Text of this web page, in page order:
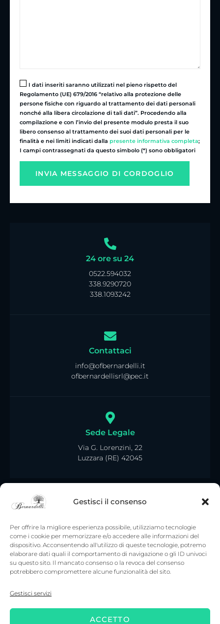
Gestisci il consenso
Per offrire la migliore esperienza possibile, utilizziamo tecnologie
come i cookie per memorizzare e/o accedere alle informazioni del
dispositivo. Acconsentendo all'utilizzo di queste tecnologie, potremo
elaborare dati quali il comportamento di navigazione o gli ID univoci
su questo sito. Il mancato consenso o la revoca del consenso
potrebbero compromettere alcune funzionalità del sito.
Gestisci servizi
ACCETTO
I dati inseriti saranno utilizzati nel pieno rispetto del
Regolamento (UE) 679/2016 “relativo alla protezione delle
persone fisiche con riguardo al trattamento dei dati personali
nonché alla libera circolazione di tali dati”. Procedendo alla
compilazione e con l’invio del presente modulo presta il suo
libero consenso al trattamento dei suoi dati personali per le
finalità e nei limiti indicati dalla presente informativa completa;
I campi contrassegnati da questo simbolo (*) sono obbligatori
24 ore su 24
0522.594032
338.9290720
338.1093242
Contattaci
info@ofbernardelli.it
ofbernardellisrl@pec.it
Sede Legale
Via G. Lorenzini, 22
Luzzara (RE) 42045